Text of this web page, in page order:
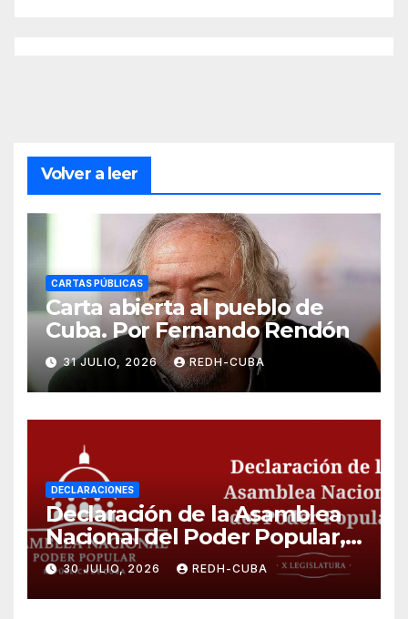
Volver a leer
CARTAS PÚBLICAS
Carta abierta al pueblo de
Cuba. Por Fernando Rendón
31 JULIO, 2026 REDH-CUBA
DECLARACIONES
Declaración de la Asamblea
Nacional del Poder Popular,
¡Cesen el cerco energético y
el castigo colectivo al pueblo
cubano!
30 JULIO, 2026 REDH-CUBA